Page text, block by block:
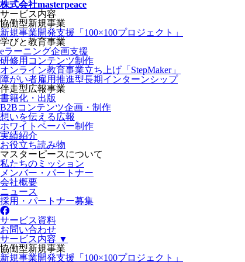
株式会社masterpeace
サービス内容
協働型新規事業
新規事業開発支援「100×100プロジェクト」
学びと教育事業
eラーニング企画支援
研修用コンテンツ制作
オンライン教育事業立ち上げ「StepMaker」
障がい者雇用推進型長期インターンシップ
伴走型広報事業
書籍化・出版
B2Bコンテンツ企画・制作
想いを伝える広報
ホワイトペーパー制作
実績紹介
お役立ち読み物
マスターピースについて
私たちのミッション
メンバー・パートナー
会社概要
ニュース
採用・パートナー募集
サービス資料
お問い合わせ
サービス内容 ▼
協働型新規事業
新規事業開発支援「100×100プロジェクト」